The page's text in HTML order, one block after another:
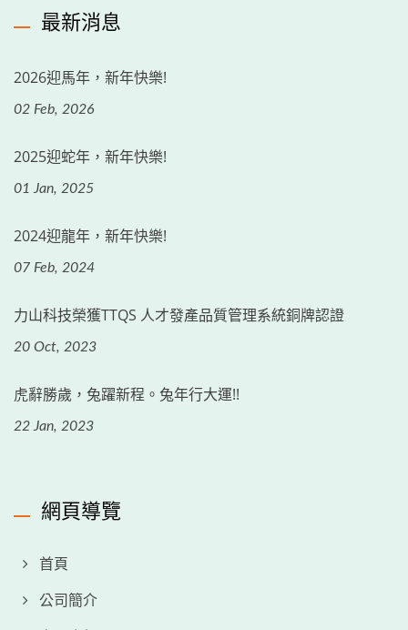
最新消息
2026迎馬年，新年快樂!
02 Feb, 2026
2025迎蛇年，新年快樂!
01 Jan, 2025
2024迎龍年，新年快樂!
07 Feb, 2024
力山科技榮獲TTQS 人才發產品質管理系統銅牌認證
20 Oct, 2023
虎辭勝歲，兔躍新程。兔年行大運!!
22 Jan, 2023
網頁導覽
首頁
公司簡介